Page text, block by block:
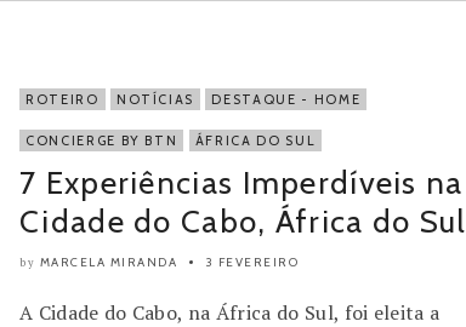
ROTEIRO NOTÍCIAS DESTAQUE - HOME
CONCIERGE BY BTN ÁFRICA DO SUL
7 Experiências Imperdíveis na
Cidade do Cabo, África do Sul
by MARCELA MIRANDA 3 FEVEREIRO
A Cidade do Cabo, na África do Sul, foi eleita a